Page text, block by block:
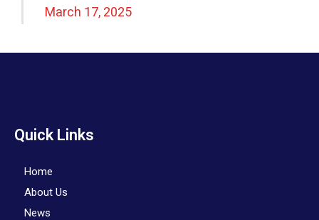
March 17, 2025
Quick Links
Home
About Us
News